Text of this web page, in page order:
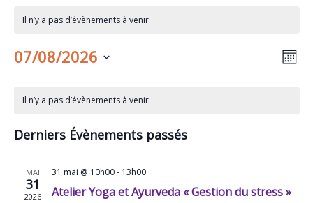
Il n’y a pas d’évènements à venir.
Mois
07/08/2026
date.
Calendrier
de
Évènements
Il n’y a pas d’évènements à venir.
Derniers Évènements passés
MAI
31
2026
31 mai @ 10h00- 13h00
Atelier Yoga et Ayurveda « Gestion du stress »